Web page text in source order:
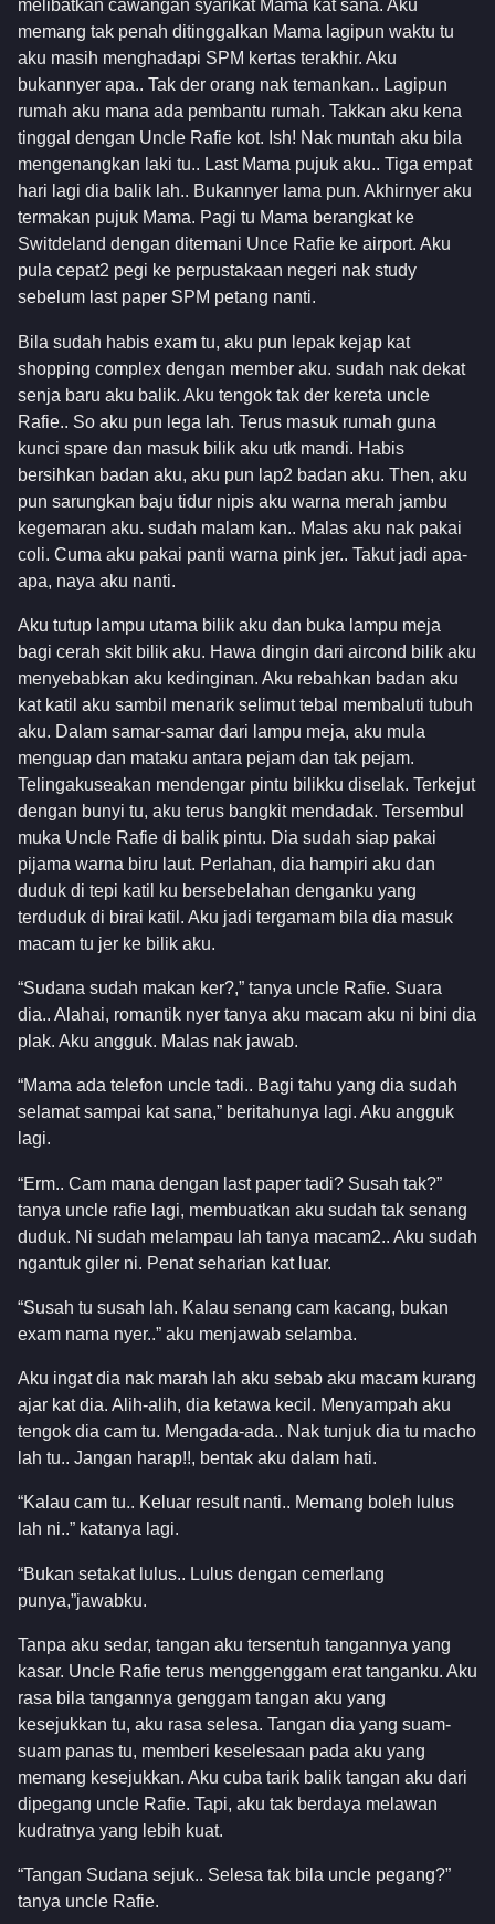
melibatkan cawangan syarikat Mama kat sana. Aku
memang tak penah ditinggalkan Mama lagipun waktu tu
aku masih menghadapi SPM kertas terakhir. Aku
bukannyer apa.. Tak der orang nak temankan.. Lagipun
rumah aku mana ada pembantu rumah. Takkan aku kena
tinggal dengan Uncle Rafie kot. Ish! Nak muntah aku bila
mengenangkan laki tu.. Last Mama pujuk aku.. Tiga empat
hari lagi dia balik lah.. Bukannyer lama pun. Akhirnyer aku
termakan pujuk Mama. Pagi tu Mama berangkat ke
Switdeland dengan ditemani Unce Rafie ke airport. Aku
pula cepat2 pegi ke perpustakaan negeri nak study
sebelum last paper SPM petang nanti.
Bila sudah habis exam tu, aku pun lepak kejap kat
shopping complex dengan member aku. sudah nak dekat
senja baru aku balik. Aku tengok tak der kereta uncle
Rafie.. So aku pun lega lah. Terus masuk rumah guna
kunci spare dan masuk bilik aku utk mandi. Habis
bersihkan badan aku, aku pun lap2 badan aku. Then, aku
pun sarungkan baju tidur nipis aku warna merah jambu
kegemaran aku. sudah malam kan.. Malas aku nak pakai
coli. Cuma aku pakai panti warna pink jer.. Takut jadi apa-
apa, naya aku nanti.
Aku tutup lampu utama bilik aku dan buka lampu meja
bagi cerah skit bilik aku. Hawa dingin dari aircond bilik aku
menyebabkan aku kedinginan. Aku rebahkan badan aku
kat katil aku sambil menarik selimut tebal membaluti tubuh
aku. Dalam samar-samar dari lampu meja, aku mula
menguap dan mataku antara pejam dan tak pejam.
Telingakuseakan mendengar pintu bilikku diselak. Terkejut
dengan bunyi tu, aku terus bangkit mendadak. Tersembul
muka Uncle Rafie di balik pintu. Dia sudah siap pakai
pijama warna biru laut. Perlahan, dia hampiri aku dan
duduk di tepi katil ku bersebelahan denganku yang
terduduk di birai katil. Aku jadi tergamam bila dia masuk
macam tu jer ke bilik aku.
“Sudana sudah makan ker?,” tanya uncle Rafie. Suara
dia.. Alahai, romantik nyer tanya aku macam aku ni bini dia
plak. Aku angguk. Malas nak jawab.
“Mama ada telefon uncle tadi.. Bagi tahu yang dia sudah
selamat sampai kat sana,” beritahunya lagi. Aku angguk
lagi.
“Erm.. Cam mana dengan last paper tadi? Susah tak?”
tanya uncle rafie lagi, membuatkan aku sudah tak senang
duduk. Ni sudah melampau lah tanya macam2.. Aku sudah
ngantuk giler ni. Penat seharian kat luar.
“Susah tu susah lah. Kalau senang cam kacang, bukan
exam nama nyer..” aku menjawab selamba.
Aku ingat dia nak marah lah aku sebab aku macam kurang
ajar kat dia. Alih-alih, dia ketawa kecil. Menyampah aku
tengok dia cam tu. Mengada-ada.. Nak tunjuk dia tu macho
lah tu.. Jangan harap!!, bentak aku dalam hati.
“Kalau cam tu.. Keluar result nanti.. Memang boleh lulus
lah ni..” katanya lagi.
“Bukan setakat lulus.. Lulus dengan cemerlang
punya,”jawabku.
Tanpa aku sedar, tangan aku tersentuh tangannya yang
kasar. Uncle Rafie terus menggenggam erat tanganku. Aku
rasa bila tangannya genggam tangan aku yang
kesejukkan tu, aku rasa selesa. Tangan dia yang suam-
suam panas tu, memberi keselesaan pada aku yang
memang kesejukkan. Aku cuba tarik balik tangan aku dari
dipegang uncle Rafie. Tapi, aku tak berdaya melawan
kudratnya yang lebih kuat.
“Tangan Sudana sejuk.. Selesa tak bila uncle pegang?”
tanya uncle Rafie.